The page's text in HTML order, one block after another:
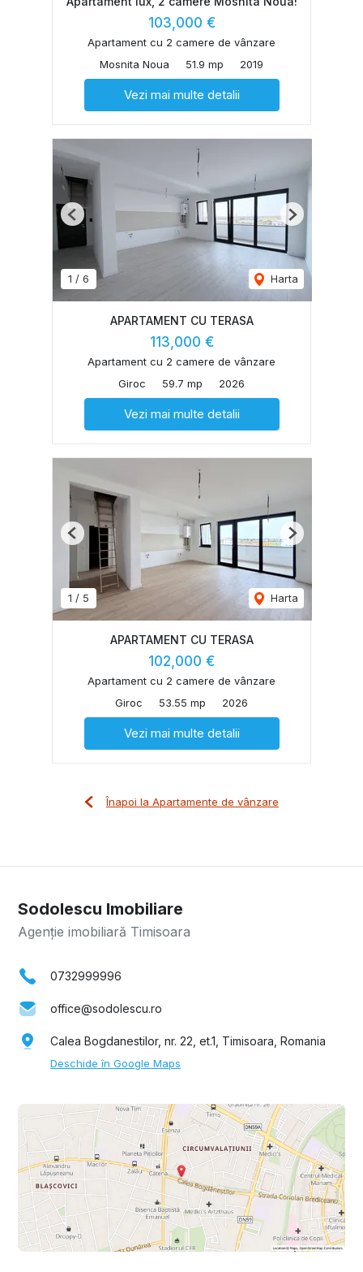
103,000 €
Apartament cu 2 camere de vânzare
Mosnita Noua
51.9 mp 2019
Vezi mai multe detalii
1 / 6 Harta
Previous Next
APARTAMENT CU TERASA
113,000 €
Apartament cu 2 camere de vânzare
Giroc
59.7 mp 2026
Vezi mai multe detalii
1 / 5 Harta
Previous Next
APARTAMENT CU TERASA
102,000 €
Apartament cu 2 camere de vânzare
Giroc
53.55 mp 2026
Vezi mai multe detalii
Înapoi la Apartamente de vânzare
Sodolescu Imobiliare
Agenție imobiliară Timisoara
0732999996
office@sodolescu.ro
Calea Bogdanestilor, nr. 22, et.1, Timisoara, Romania
Deschide în Google Maps